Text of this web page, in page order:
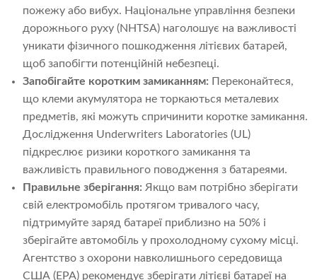
пожежу або вибух. Національне управління безпеки
дорожнього руху (NHTSA) наголошує на важливості
уникати фізичного пошкодження літієвих батарей,
щоб запобігти потенційній небезпеці.
Запобігайте коротким замиканням: Переконайтеся,
що клеми акумулятора не торкаються металевих
предметів, які можуть спричинити коротке замикання.
Дослідження Underwriters Laboratories (UL)
підкреслює ризики короткого замикання та
важливість правильного поводження з батареями.
Правильне зберігання: Якщо вам потрібно зберігати
свій електромобіль протягом тривалого часу,
підтримуйте заряд батареї приблизно на 50% і
зберігайте автомобіль у прохолодному сухому місці.
Агентство з охорони навколишнього середовища
США (EPA) рекомендує зберігати літієві батареї на